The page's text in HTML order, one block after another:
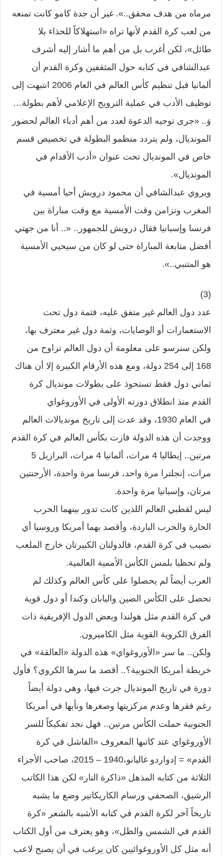
مرماه من هدف محقق..». غير أن جدة كامو كانت تمنعه
من لعب كرة القدم لأنها تراه «استهلاكاً للحذاء بلا
طائل»، لكن أغرب بل من أهم ما أشار إليه أشرف
عبدالشافي في كتابه حول المثقفين وكرة القدم أن
ألمانيا قبل تنظيم كأس العالم في العام 2006 انتبهت إلى
توظيف الأدب في عملية الترويج الإعلامي لأهم بطولة…
وَ.. «جرى توجيه الدعوة لعدد من أهم أدباء العالم لحضور
المونديال، ولم يتردد منظمو البطولة في تخصيص قسم
خاص في المونديال تحت عنوان «أدب الأقدام في
المونديال».
ويروي عبدالشافي أن محمود درويش أحيا أمسية في
المغرب وتزامن وقت الأمسية مع وقت مباراة بين
فرنسا وإسبانيا فقال درويش للجمهور.. «.. أنا من جهتي
أفضل متابعة المباراة حتى لو كان من سيحيي الأمسية
هو المتنبي..».
(3)
عدد دول العالم غير متفق عليه، فثمة دول تحت
الاستعمارات أو الوصايات، وثمة دول غير معترف بها،
ولكن سنرسو على معلومة أن دول العالم تراوح من
168 إلى 254 دولة، ومع هذه الأرقام الكبيرة إلا أن هناك
ثماني دول فقط تستحوذ على بطولات مونديال كرة
القدم منذ انطلاق دورته الأولى في الأوروغواي
في العام 1930، وقد عدت إلى تاريخ مونديالات العالم
ووجدت أن هذه الدولة فازت بكأس العالم في كرة القدم
مرتين.. إيطاليا 4 مرات، ألمانيا 4 مرات، البرازيل 5
مرات، إنجلترا مرة واحد، فرنسا مرة واحدة، الأرجنتين
مرتان، وإسبانيا مرة واحدة.
ليس لقطبي العالم اللذين كانت تدور بينهما الحرب
الحارة والحرب الباردة، وأقصد بهما أمريكا وروسيا أي
نصيب في كرة القدم، فالدولتان الكبيرتان خارج الملعب
ولم تحظيا بلمس الكأس الأممية العالمية.
العرب أيضاً لم يحصلوا على كأس العالم وكذلك لم
تحصل على الكأس الصين واليابان وكندا أو دول قوية
في كرة القدم مثل هولندا وبعض الدول الإفريقية ذات
الفرق الكروية القوية مثل الكاميرون.
ولكن.. ما سر «الأوروغواي» هذه الدولة «العالقة» في
خريطة أمريكا الجنوبية؟.. أقصد ما سرها الكروي؟ فأول
دورة في تاريخ المونديال جرت فيها، وهي دولة أيضاً
رغم فقرها وعدم مركزيتها وصغرها ونأيها في أمريكا
الجنوبية حملت الكأس مرتين.. فهل نجد تفكيكاً للسر
الأوروغواي عند كاتبها المعروف «الفاشل في كرة
القدم» = إدواردو غاليانو،1940 – 2015، صاحب الأجزاء
الثلاثة من كتابه المذهل «ذاكرة النار» لكن هذا الكاتب
الرشيق، الصحفي ورسام الكاريكاتير وضع ما يشبه
تاريخاً آخر لكرة القدم في كتابه الأشبه بالشعر «كرة
القدم في الشمس والظل»، وهو يعترف من أول الكتاب
أنه مثل كل الأوروغوائيين كان يرغب في أن يصبح لاعب